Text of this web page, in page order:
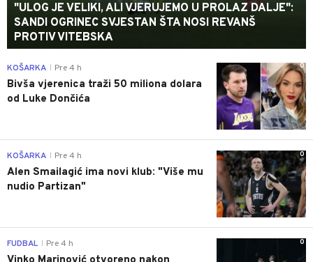
"ULOG JE VELIKI, ALI VJERUJEMO U PROLAZ DALJE":
SANDI OGRINEC SVJESTAN ŠTA NOSI REVANŠ
PROTIV VITEBSKA
0
KOŠARKA Pre 4 h
Bivša vjerenica traži 50 miliona dolara
od Luke Dončića
0
KOŠARKA Pre 4 h
Alen Smailagić ima novi klub: "Više mu
nudio Partizan"
0
FUDBAL Pre 4 h